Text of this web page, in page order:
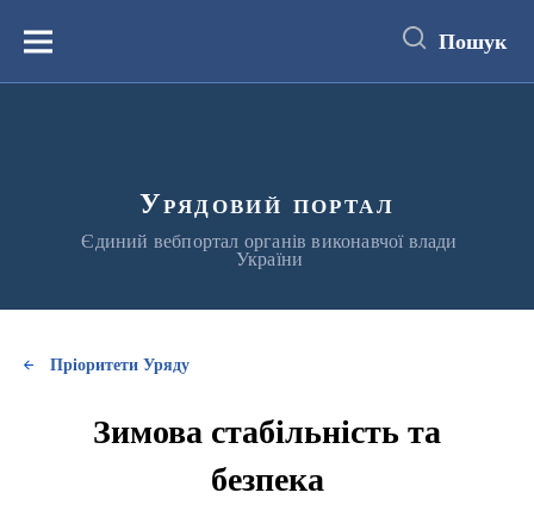
вмістуМеню Пошук
Урядовий портал
Єдиний вебпортал органів виконавчої влади
України
Пріоритети Уряду
Зимова стабільність та
безпека